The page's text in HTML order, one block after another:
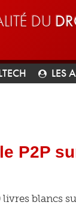
DU
LES
P2P
livres blancs